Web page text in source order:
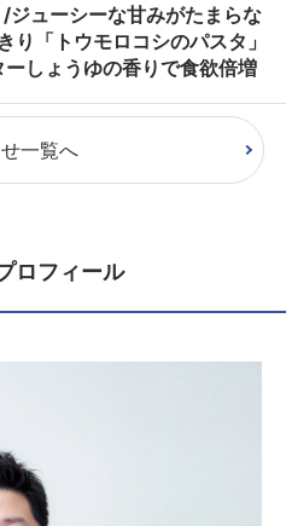
ジューシーな甘みがたまらな
り「トウモロコシのパスタ」
ーしょうゆの香りで食欲倍増
一覧へ
ロフィール